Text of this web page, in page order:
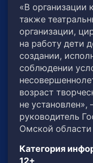
«В организации
также
организации,
на работу дети
создании,
соблюдении
возраст
не
руководитель
Омской
Категория